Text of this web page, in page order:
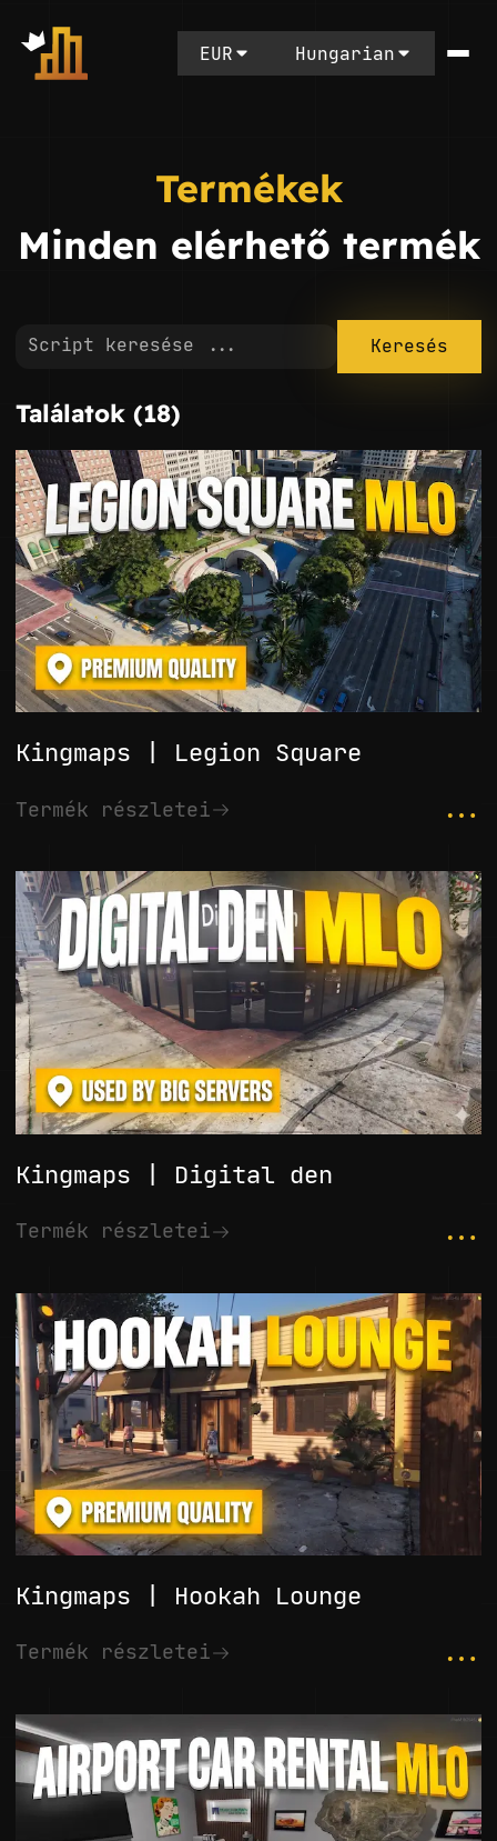
EUR Hungarian
Termékek
Minden elérhető termék
Keresés
Találatok (18)
Kingmaps | Legion Square
Termék részletei ...
Kingmaps | Digital den
Termék részletei ...
Kingmaps | Hookah Lounge
Termék részletei ...